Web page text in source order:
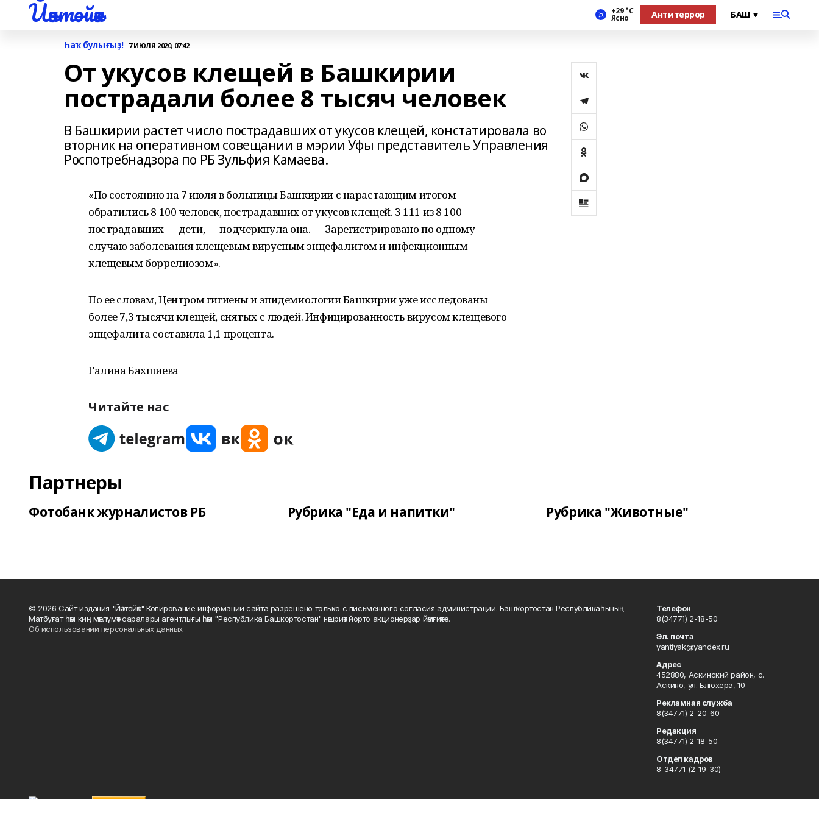
Йәнтөйәк +29 °С
Ясно Антитеррор
Һаҡ булығыҙ! 7 ИЮЛЯ 2020, 07:42
От укусов клещей в Башкирии
пострадали более 8 тысяч человек
В Башкирии растет число пострадавших от укусов клещей, констатировала во
вторник на оперативном совещании в мэрии Уфы представитель Управления
Роспотребнадзора по РБ Зульфия Камаева.
«По состоянию на 7 июля в больницы Башкирии с нарастающим итогом
обратились 8 100 человек, пострадавших от укусов клещей. 3 111 из 8 100
пострадавших — дети, — подчеркнула она. — Зарегистрировано по одному
случаю заболевания клещевым вирусным энцефалитом и инфекционным
клещевым боррелиозом».
По ее словам, Центром гигиены и эпидемиологии Башкирии уже исследованы
более 7,3 тысячи клещей, снятых с людей. Инфицированность вирусом клещевого
энцефалита составила 1,1 процента.
Галина Бахшиева
Читайте нас
Партнеры
Фотобанк журналистов РБ Рубрика "Еда и напитки" Рубрика "Животные"
© 2026 Сайт издания "Йәнтөйәк" Копирование информации сайта разрешено только с письменного согласия администрации. Башҡортостан Республикаһының
Матбуғат һәм киң мәғлүмәт саралары агентлығы һәм "Республика Башкортостан" нәшриәт йорто акционерҙар йәмғиәте.
Об использовании персональных данных
Телефон
8(34771) 2-18-50
Эл. почта
yantiyak@yandex.ru
Адрес
452880, Аскинский район, с.
Аскино, ул. Блюхера, 10
Рекламная служба
8(34771) 2-20-60
Редакция
8(34771) 2-18-50
Отдел кадров
8-34771 (2-19-30)